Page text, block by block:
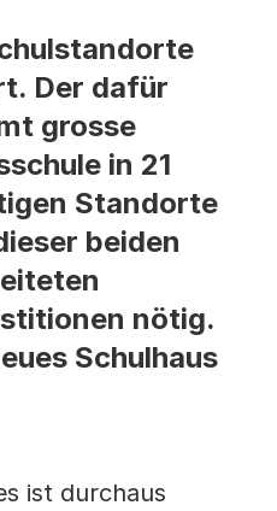
Der dafür
grosse
in 21
Standorte
beiden
nötig.
Schulhaus
ist durchaus